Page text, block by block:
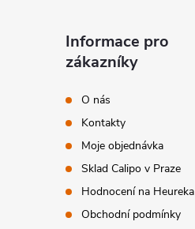
Informace pro
zákazníky
O nás
Kontakty
Moje objednávka
Sklad Calipo v Praze
Hodnocení na Heureka
Obchodní podmínky